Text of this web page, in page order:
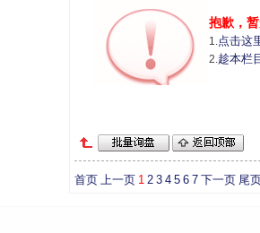
抱歉，
1.点击这
2.趁本栏
首页 上一页 1 2 3 4 5 6 7 下一页 尾